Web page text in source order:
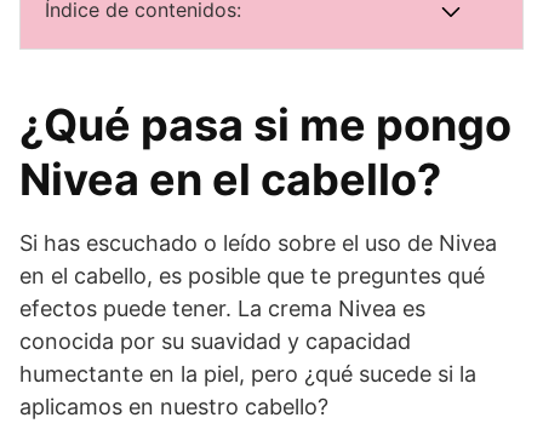
Índice de contenidos:
¿Qué pasa si me pongo
Nivea en el cabello?
Si has escuchado o leído sobre el uso de Nivea
en el cabello, es posible que te preguntes qué
efectos puede tener. La crema Nivea es
conocida por su suavidad y capacidad
humectante en la piel, pero ¿qué sucede si la
aplicamos en nuestro cabello?